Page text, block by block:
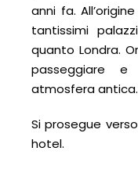
anni fa.
tantissimi
quanto Londra.
passeggiare
atmosfera antica.
Si prosegue
hotel.